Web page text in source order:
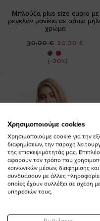
Μπλούζα plus size cupro με
ρεγκλάν μανίκια σε σάπιο
χρώμα
(-20%)
Ειδική
Τιμή
24,00 €
30,00 €
Χρησιμοποιούμε cookies
Χρησιμοποιούμε cookie για την
διαφημίσεων, την παροχή
της επισκεψιμότητάς μας.
αφορούν τον τρόπο που
κοινωνικών μέσων, διαφήμισης
συνδυάσουν με άλλες
οποίες έχουν συλλέξει σε σχέση
υπηρεσιών τους.